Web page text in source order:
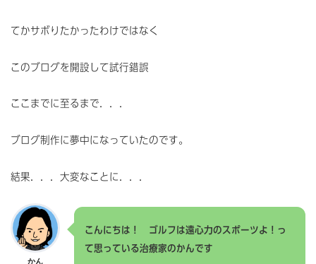
てかサボりたかったわけではなく
このブログを開設して試行錯誤
ここまでに至るまで．．．
ブログ制作に夢中になっていたのです。
結果．．．大変なことに．．．
かん
こんにちは！ ゴルフは遠心力のスポーツよ！っ
て思っている治療家のかんです